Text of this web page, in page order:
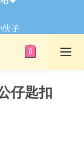
子
仔匙扣